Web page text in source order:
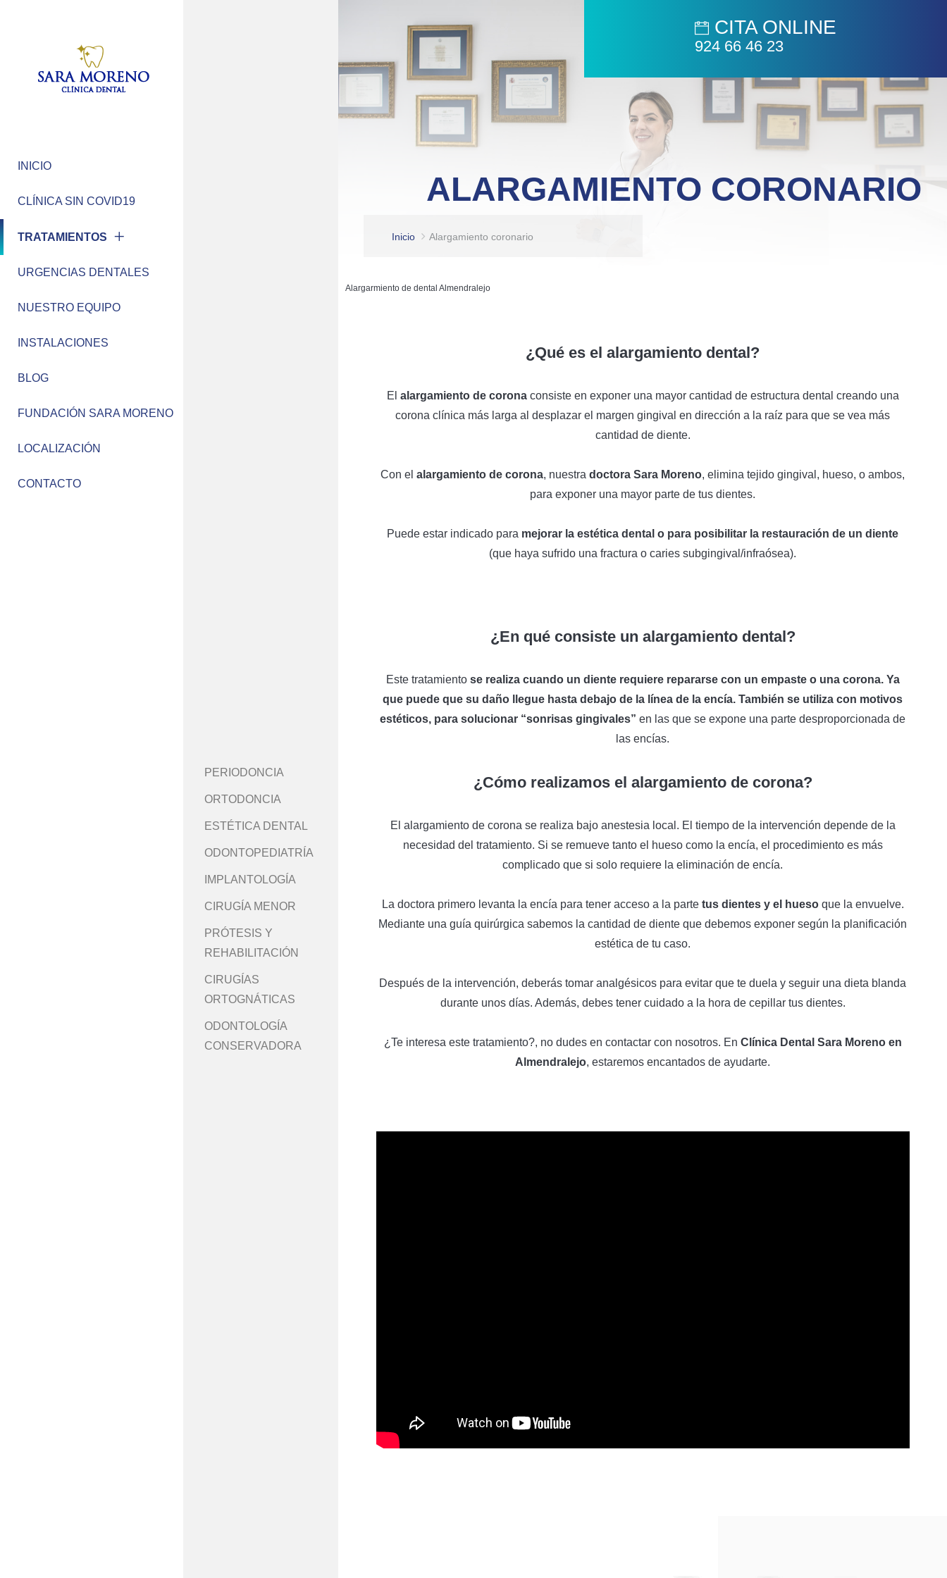
INICIO
CLÍNICA SIN COVID19
TRATAMIENTOS
URGENCIAS DENTALES
NUESTRO EQUIPO
INSTALACIONES
BLOG
FUNDACIÓN SARA MORENO
LOCALIZACIÓN
CONTACTO
CITA ONLINE
924 66 46 23
PERIODONCIA
ORTODONCIA
ESTÉTICA DENTAL
ODONTOPEDIATRÍA
IMPLANTOLOGÍA
CIRUGÍA MENOR
PRÓTESIS Y
REHABILITACIÓN
CIRUGÍAS
ORTOGNÁTICAS
ODONTOLOGÍA
CONSERVADORA
ALARGAMIENTO CORONARIO
Inicio Alargamiento coronario
Alargarmiento de dental Almendralejo
¿Qué es el alargamiento dental?
El alargamiento de coronaconsiste en exponer una mayor cantidad de estructura dental creando una
corona clínica más larga al desplazar el margen gingival en dirección a la raíz para que se vea más
cantidad de diente.
Con el alargamiento de corona, nuestra doctora Sara Moreno, elimina tejido gingival, hueso, o ambos,
para exponer una mayor parte de tus dientes.
Puede estar indicado para mejorar la estética dental o para posibilitar la restauración de un diente
(que haya sufrido una fractura o caries subgingival/infraósea).
¿En qué consiste un alargamiento dental?
Este tratamiento se realiza cuando un diente requiere repararse con un empaste o una corona. Ya
que puede que su daño llegue hasta debajo de la línea de la encía. También se utiliza con motivos
estéticos, para solucionar “sonrisas gingivales” en las que se expone una parte desproporcionada de
las encías.
¿Cómo realizamos el alargamiento de corona?
El alargamiento de corona se realiza bajo anestesia local. El tiempo de la intervención depende de la
necesidad del tratamiento. Si se remueve tanto el hueso como la encía, el procedimiento es más
complicado que si solo requiere la eliminación de encía.
La doctora primero levanta la encía para tener acceso a la parte tus dientes y el huesoque la envuelve.
Mediante una guía quirúrgica sabemos la cantidad de diente que debemos exponer según la planificación
estética de tu caso.
Después de la intervención, deberás tomar analgésicos para evitar que te duela y seguir una dieta blanda
durante unos días. Además, debes tener cuidado a la hora de cepillar tus dientes.
¿Te interesa este tratamiento?, no dudes en contactar con nosotros. En Clínica Dental Sara Moreno en
Almendralejo, estaremos encantados de ayudarte.